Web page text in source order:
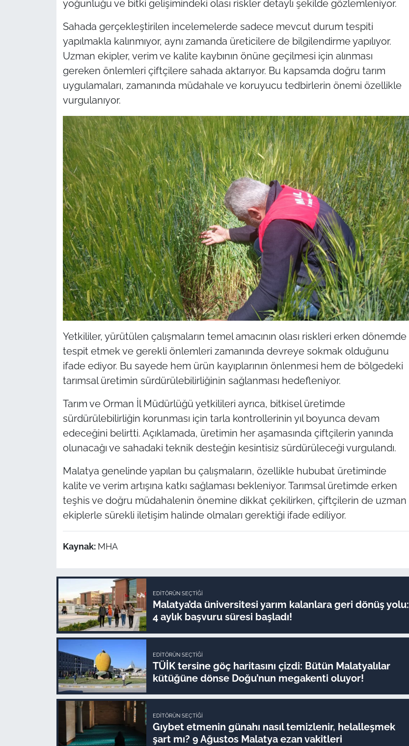
yoğunluğu ve bitki gelişimindeki olası riskler detaylı şekilde gözlemleniyor.
Sahada gerçekleştirilen incelemelerde sadece mevcut durum tespiti
yapılmakla kalınmıyor, aynı zamanda üreticilere de bilgilendirme yapılıyor.
Uzman ekipler, verim ve kalite kaybının önüne geçilmesi için alınması
gereken önlemleri çiftçilere sahada aktarıyor. Bu kapsamda doğru tarım
uygulamaları, zamanında müdahale ve koruyucu tedbirlerin önemi özellikle
vurgulanıyor.
Yetkililer, yürütülen çalışmaların temel amacının olası riskleri erken dönemde
tespit etmek ve gerekli önlemleri zamanında devreye sokmak olduğunu
ifade ediyor. Bu sayede hem ürün kayıplarının önlenmesi hem de bölgedeki
tarımsal üretimin sürdürülebilirliğinin sağlanması hedefleniyor.
Tarım ve Orman İl Müdürlüğü yetkilileri ayrıca, bitkisel üretimde
sürdürülebilirliğin korunması için tarla kontrollerinin yıl boyunca devam
edeceğini belirtti. Açıklamada, üretimin her aşamasında çiftçilerin yanında
olunacağı ve sahadaki teknik desteğin kesintisiz sürdürüleceği vurgulandı.
Malatya genelinde yapılan bu çalışmaların, özellikle hububat üretiminde
kalite ve verim artışına katkı sağlaması bekleniyor. Tarımsal üretimde erken
teşhis ve doğru müdahalenin önemine dikkat çekilirken, çiftçilerin de uzman
ekiplerle sürekli iletişim halinde olmaları gerektiği ifade ediliyor.
Kaynak: MHA
EDITÖRÜN SEÇTIĞI
Malatya’da üniversitesi yarım kalanlara geri dönüş yolu:
4 aylık başvuru süresi başladı!
EDITÖRÜN SEÇTIĞI
TÜİK tersine göç haritasını çizdi: Bütün Malatyalılar
kütüğüne dönse Doğu’nun megakenti oluyor!
EDITÖRÜN SEÇTIĞI
Gıybet etmenin günahı nasıl temizlenir, helalleşmek
şart mı? 9 Ağustos Malatya ezan vakitleri